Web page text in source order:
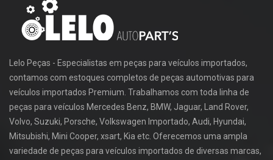
Lelo Peças - Especialistas em peças para veículos importados,
contamos com estoques completos de peças automotivas para
veículos importados Premium. Trabalhamos com toda linha de
peças para veículos Mercedes Benz, BMW, Jaguar, Land Rover,
Volvo, Suzuki, Porsche, Volkswagen Importado, Audi, Hyundai,
Mitsubishi, Mini Cooper, xsart, Kia etc. Oferecemos uma ampla
variedade de peças para veículos importados de diversas marcas,